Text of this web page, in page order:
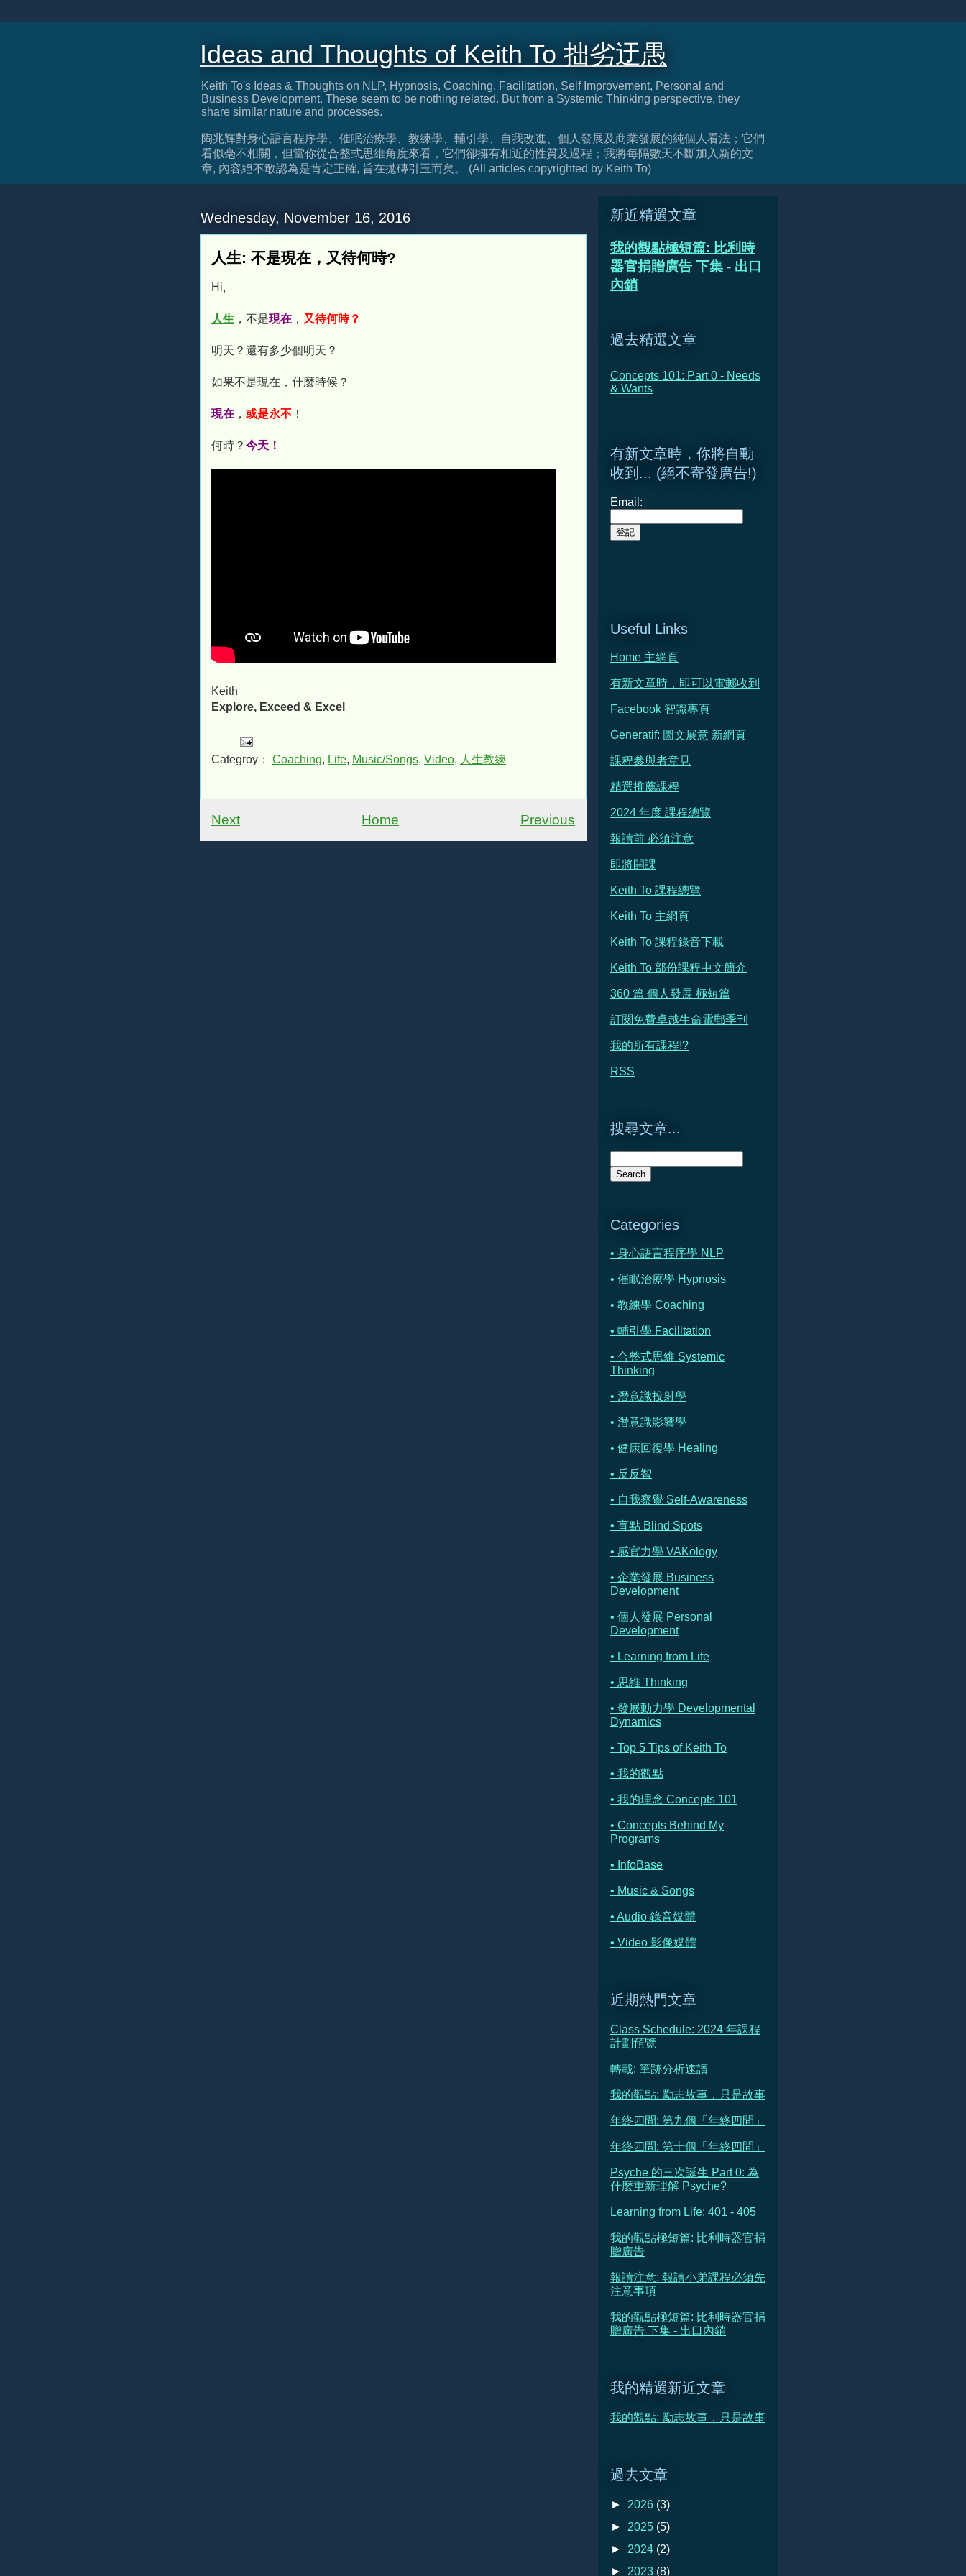
Ideas and Thoughts of Keith To 拙劣迂愚
Keith To's Ideas & Thoughts on NLP, Hypnosis, Coaching, Facilitation, Self Improvement, Personal and
Business Development. These seem to be nothing related. But from a Systemic Thinking perspective, they
share similar nature and processes.
陶兆輝對身心語言程序學、催眠治療學、教練學、輔引學、自我改進、個人發展及商業發展的純個人看法；它們
看似毫不相關，但當你從合整式思維角度來看，它們卻擁有相近的性質及過程；我將每隔數天不斷加入新的文
章, 內容絕不敢認為是肯定正確, 旨在拋磚引玉而矣。 (All articles copyrighted by Keith To)
Wednesday, November 16, 2016
人生: 不是現在，又待何時?
Hi,
人生 ，不是現在 ， 又待何時？
明天？還有多少個明天？
如果不是現在，什麼時候？
現在 ， 或是永不 ！
何時？ 今天！
Keith
Explore, Exceed & Excel
Categroy： Coaching, Life, Music/Songs, Video, 人生教練
Next Previous
Home
新近精選文章
我的觀點極短篇: 比利時
器官捐贈廣告 下集 - 出口
內銷
過去精選文章
Concepts 101: Part 0 - Needs
& Wants
有新文章時，你將自動
收到... (絕不寄發廣告!)
Email:
Useful Links
Home 主網頁
有新文章時，即可以電郵收到
Facebook 智識專頁
Generatif: 圖文展意 新網頁
課程參與者意見
精選推薦課程
2024 年度 課程總覽
報讀前 必須注意
即將開課
Keith To 課程總覽
Keith To 主網頁
Keith To 課程錄音下載
Keith To 部份課程中文簡介
360 篇 個人發展 極短篇
訂閱免費卓越生命電郵季刊
我的所有課程!?
RSS
搜尋文章...
Categories
• 身心語言程序學 NLP
• 催眠治療學 Hypnosis
• 教練學 Coaching
• 輔引學 Facilitation
• 合整式思維 Systemic
Thinking
• 潛意識投射學
• 潛意識影響學
• 健康回復學 Healing
• 反反智
• 自我察覺 Self-Awareness
• 盲點 Blind Spots
• 感官力學 VAKology
• 企業發展 Business
Development
• 個人發展 Personal
Development
• Learning from Life
• 思維 Thinking
• 發展動力學 Developmental
Dynamics
• Top 5 Tips of Keith To
• 我的觀點
• 我的理念 Concepts 101
• Concepts Behind My
Programs
• InfoBase
• Music & Songs
• Audio 錄音媒體
• Video 影像媒體
近期熱門文章
Class Schedule: 2024 年課程
計劃預覽
轉載: 筆跡分析速讀
我的觀點: 勵志故事，只是故事
年終四問: 第九個「年終四問」
年終四問: 第十個「年終四問」
Psyche 的三次誕生 Part 0: 為
什麼重新理解 Psyche?
Learning from Life: 401 - 405
我的觀點極短篇: 比利時器官捐
贈廣告
報讀注意: 報讀小弟課程必須先
注意事項
我的觀點極短篇: 比利時器官捐
贈廣告 下集 - 出口內銷
我的精選新近文章
我的觀點: 勵志故事，只是故事
過去文章
► 2026 (3)
► 2025 (5)
► 2024 (2)
► 2023 (8)